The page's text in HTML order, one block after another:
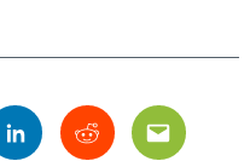
LinkedinRedditEmail